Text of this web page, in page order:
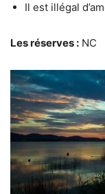
Il est illégal
Les réserves : NC